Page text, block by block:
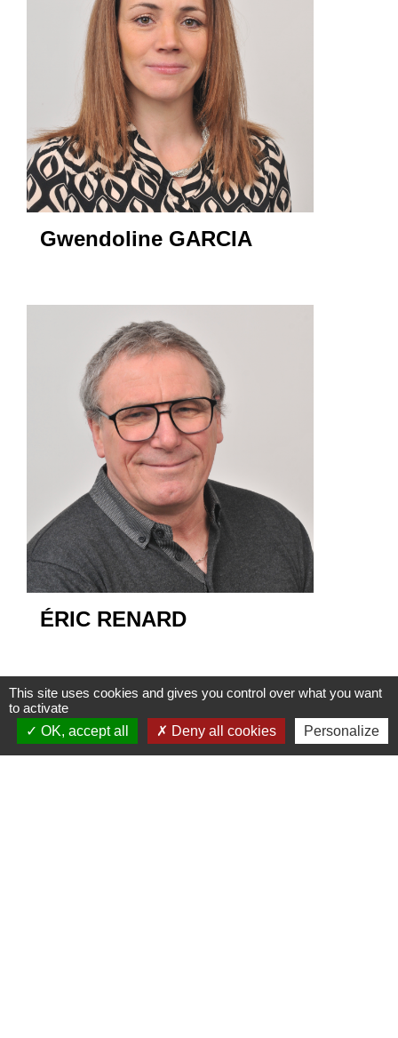
Gwendoline GARCIA
ÉRIC RENARD
This site uses cookies and gives you control over what you want
to activate
OK, accept all
Deny all cookies Personalize